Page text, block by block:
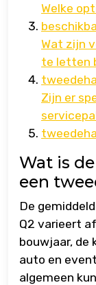
Welke
Wat zijn
te letten
Zijn er
Wat is
een
De
Q2 varieert
bouwjaar, de
auto en
algemeen